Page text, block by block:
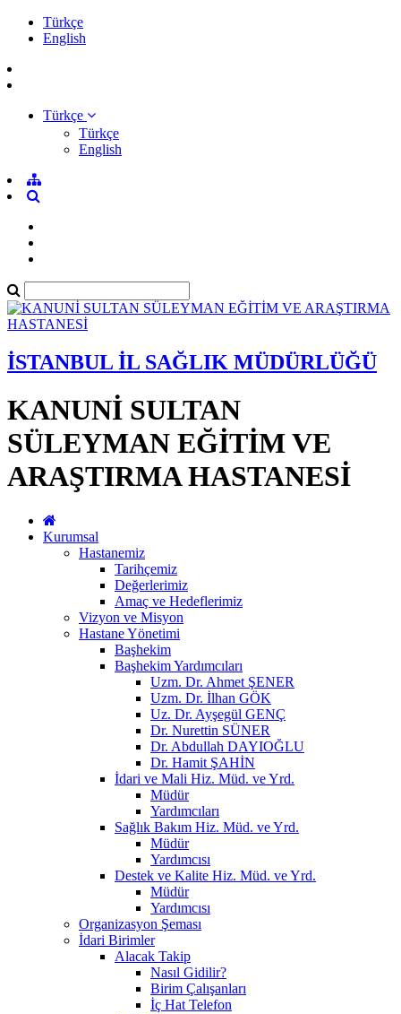
Türkçe
English
Türkçe
Türkçe
English
İSTANBUL İL SAĞLIK MÜDÜRLÜĞÜ
KANUNİ SULTAN
SÜLEYMAN EĞİTİM VE
ARAŞTIRMA HASTANESİ
Kurumsal
Hastanemiz
Tarihçemiz
Değerlerimiz
Amaç ve Hedeflerimiz
Vizyon ve Misyon
Hastane Yönetimi
Başhekim
Başhekim Yardımcıları
Uzm. Dr. Ahmet ŞENER
Uzm. Dr. İlhan GÖK
Uz. Dr. Ayşegül GENÇ
Dr. Nurettin SÜNER
Dr. Abdullah DAYIOĞLU
Dr. Hamit ŞAHİN
İdari ve Mali Hiz. Müd. ve Yrd.
Müdür
Yardımcıları
Sağlık Bakım Hiz. Müd. ve Yrd.
Müdür
Yardımcısı
Destek ve Kalite Hiz. Müd. ve Yrd.
Müdür
Yardımcısı
Organizasyon Şeması
İdari Birimler
Alacak Takip
Nasıl Gidilir?
Birim Çalışanları
İç Hat Telefon